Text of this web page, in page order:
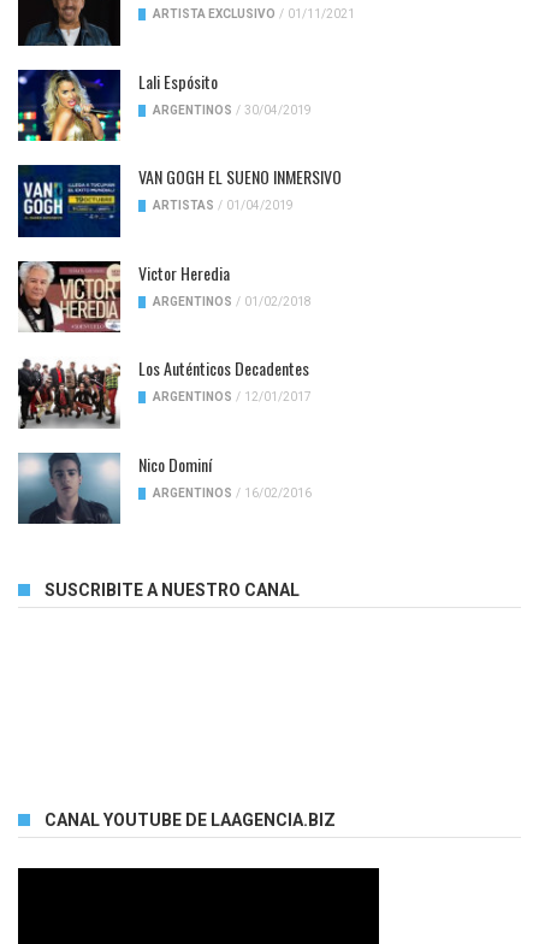
ARTISTA EXCLUSIVO / 01/11/2021
Lali Espósito
ARGENTINOS / 30/04/2019
VAN GOGH EL SUENO INMERSIVO
ARTISTAS / 01/04/2019
Victor Heredia
ARGENTINOS / 01/02/2018
Los Auténticos Decadentes
ARGENTINOS / 12/01/2017
Nico Dominí
ARGENTINOS / 16/02/2016
SUSCRIBITE A NUESTRO CANAL
CANAL YOUTUBE DE LAAGENCIA.BIZ